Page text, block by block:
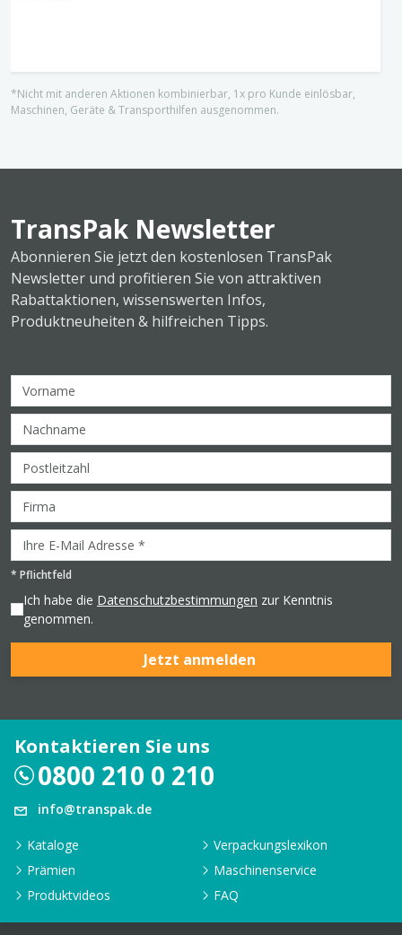
*Nicht mit anderen Aktionen kombinierbar, 1x pro Kunde einlösbar,
Maschinen, Geräte & Transporthilfen ausgenommen.
TransPak Newsletter
Abonnieren Sie jetzt den kostenlosen TransPak
Newsletter und profitieren Sie von attraktiven
Rabattaktionen, wissenswerten Infos,
Produktneuheiten & hilfreichen Tipps.
* Pflichtfeld
Ich habe die Datenschutzbestimmungen zur Kenntnis
genommen.
Jetzt anmelden
Kontaktieren Sie uns
0800 210 0 210
info@transpak.de
Kataloge
Verpackungslexikon
Prämien
Maschinenservice
Produktvideos
FAQ